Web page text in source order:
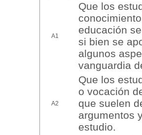
A1
Que los
educación
si bien se
algunos
vanguardia
A2
Que los
o vocación
que suelen
argumentos
estudio.